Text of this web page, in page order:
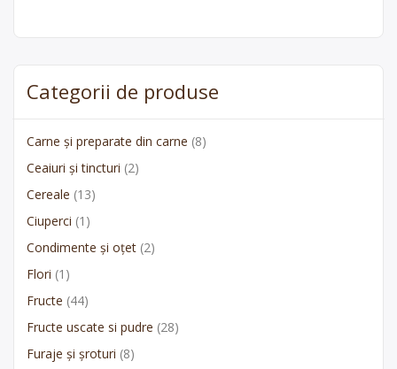
Categorii de produse
Carne și preparate din carne (8)
Ceaiuri și tincturi (2)
Cereale (13)
Ciuperci (1)
Condimente și oțet (2)
Flori (1)
Fructe (44)
Fructe uscate si pudre (28)
Furaje și șroturi (8)